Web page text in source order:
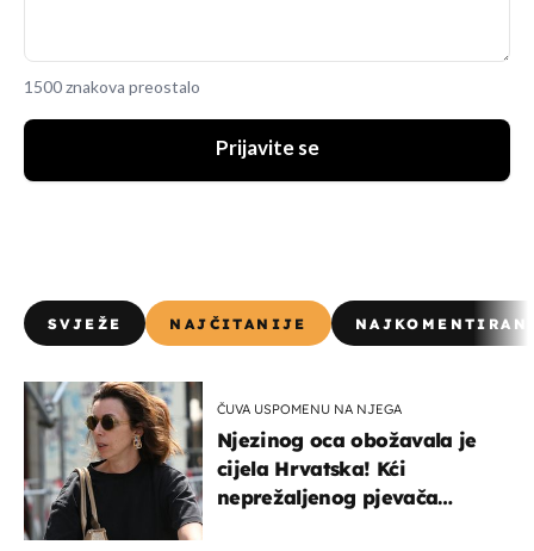
1500 znakova preostalo
Prijavite se
SVJEŽE NAJČITANIJE
ČUVA USPOMENU NA NJEGA
Njezinog oca obožavala je
cijela Hrvatska! Kći
neprežaljenog pjevača